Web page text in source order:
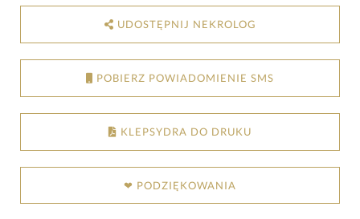
UDOSTĘPNIJ NEKROLOG
POBIERZ POWIADOMIENIE SMS
KLEPSYDRA DO DRUKU
❤ PODZIĘKOWANIA